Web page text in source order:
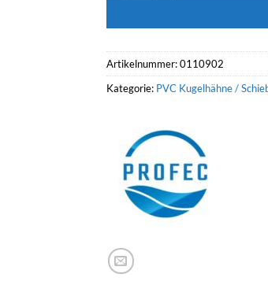
Artikelnummer:0110902
Kategorie: PVC Kugelhähne /